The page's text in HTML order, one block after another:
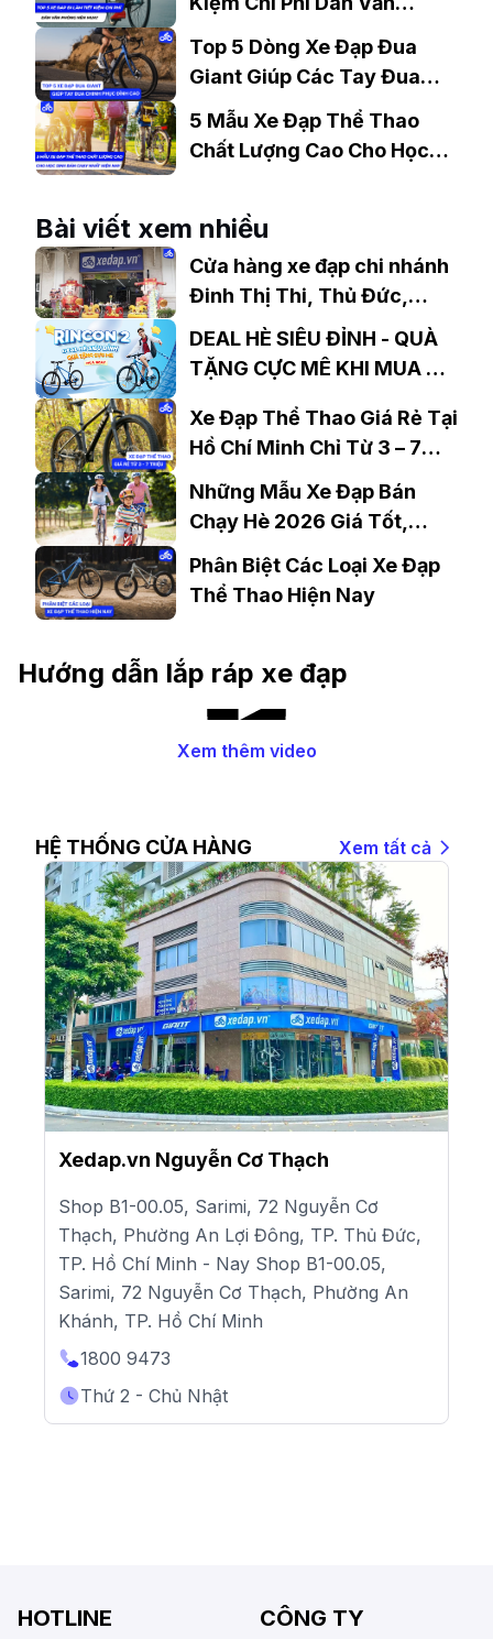
Top 5 Dòng Xe Đạp Đua
Giant Giúp Các Tay Đua
Chinh Phục Đỉnh Cao
5 Mẫu Xe Đạp Thể Thao
Chất Lượng Cao Cho Học
Bài viết xem nhiều
Cửa hàng xe đạp chi nhánh
Đinh Thị Thi, Thủ Đức,
TP.HCM giá tốt, uy tín
DEAL HÈ SIÊU ĐỈNH - QUÀ
TẶNG CỰC MÊ KHI MUA XE
RINCON 2
Xe Đạp Thể Thao Giá Rẻ Tại
Hồ Chí Minh Chỉ Từ 3 – 7
Triệu Đồng
Những Mẫu Xe Đạp Bán
Chạy Hè 2026 Giá Tốt,
Phân Biệt Các Loại Xe Đạp
Thể Thao Hiện Nay
Hướng dẫn lắp ráp xe đạp
Xem thêm video
HỆ THỐNG CỬA HÀNG Xem tất cả
Xedap.vn Nguyễn Cơ Thạch
Shop B1-00.05, Sarimi, 72 Nguyễn Cơ
Thạch, Phường An Lợi Đông, TP. Thủ Đức,
TP. Hồ Chí Minh - Nay Shop B1-00.05,
Sarimi, 72 Nguyễn Cơ Thạch, Phường An
Khánh, TP. Hồ Chí Minh
1800 9473
Thứ 2 - Chủ Nhật
HOTLINE CÔNG TY